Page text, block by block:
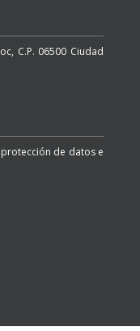
C.P. 06500 Ciudad
de datos e